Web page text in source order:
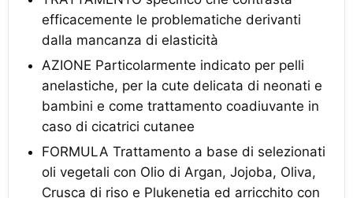
efficacemente le problematiche derivanti
dalla mancanza di elasticità
AZIONE Particolarmente indicato per pelli
anelastiche, per la cute delicata di neonati e
bambini e come trattamento coadiuvante in
caso di cicatrici cutanee
FORMULA Trattamento a base di selezionati
oli vegetali con Olio di Argan, Jojoba, Oliva,
Crusca di riso e Plukenetia ed arricchito con